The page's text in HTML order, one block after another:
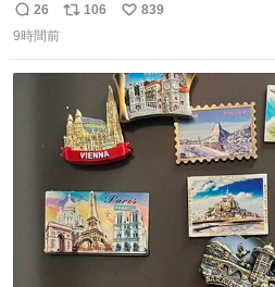
返
信
26
リ
数
106
い
数
839
9時間前